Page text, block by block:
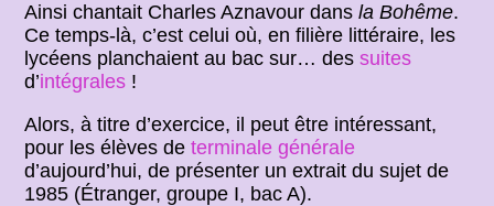
Ainsi chantait Charles Aznavour dansla Bohême.
Ce temps-là, c’est celui où, en filière littéraire, les
lycéens planchaient au bac sur… dessuites
d’intégrales !
Alors, à titre d’exercice, il peut être intéressant,
pour les élèves determinale générale
d’aujourd’hui, de présenter un extrait du sujet de
1985 (Étranger, groupe I, bac A).